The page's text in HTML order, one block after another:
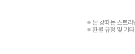
※ 본 강좌는 스트리
※ 환불 규정 및 기